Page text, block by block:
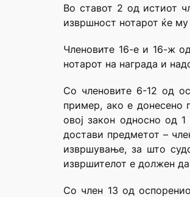
Во ставот 2 од истиот
извршност нотарот ќе
Членовите 16-е и 16-ж
нотарот на награда и
Со членовите 6-12 од
пример, ако е донесено
овој закон односно од
достави предметот –
извршување, за што
извршителот е должен
Со член 13 од